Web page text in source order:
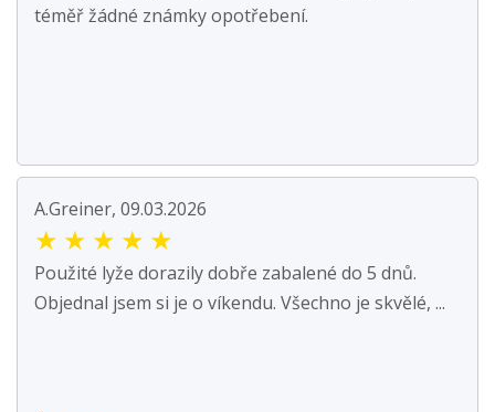
téměř žádné známky opotřebení.
A.Greiner, 09.03.2026
★ ★ ★ ★ ★
Použité lyže dorazily dobře zabalené do 5 dnů.
Objednal jsem si je o víkendu. Všechno je skvělé, ...